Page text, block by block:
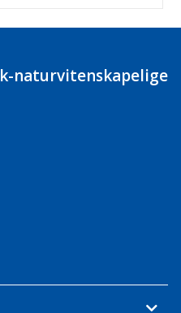
naturvitenskapelige